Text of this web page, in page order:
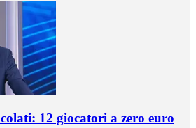
12 giocatori a zero euro